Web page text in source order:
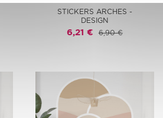
STICKERS ARCHES -
DESIGN
6,21 € 6,90 €